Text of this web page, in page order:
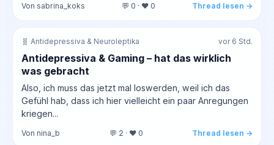
Von sabrina_koks 💬 0 · ❤️ 0 Thread lesen →
🧬 Antidepressiva & Neuroleptika vor 6 Std.
Antidepressiva & Gaming – hat das wirklich
was gebracht
Also, ich muss das jetzt mal loswerden, weil ich das
Gefühl hab, dass ich hier vielleicht ein paar Anregungen
kriegen...
Von nina_b 💬 2 · ❤️ 0 Thread lesen →